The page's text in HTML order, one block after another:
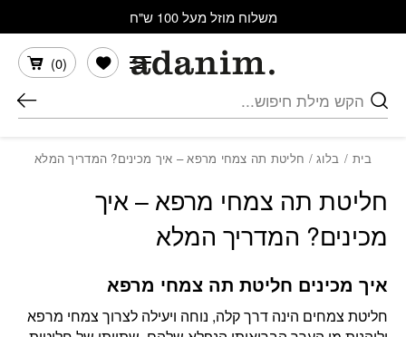
משלוח מוזל מעל 100 ש"ח
חיפוש
(
0
)
הרשימה שלי
בית / בלוג/ חליטת תה צמחי מרפא – איך מכינים? המדריך המלא
חליטת תה צמחי מרפא – איך
מכינים? המדריך המלא
איך מכינים חליטת תה צמחי מרפא
חליטת צמחים הינה דרך קלה, נוחה ויעילה לצרוך צמחי מרפא